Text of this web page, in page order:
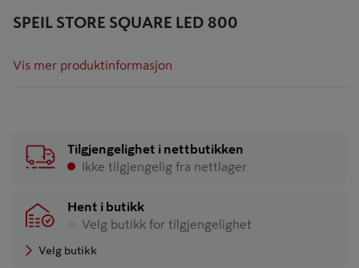
SPEIL STORE SQUARE LED 800
Vis mer produktinformasjon
Tilgjengelighet i nettbutikken
Ikke tilgjengelig fra nettlager
Hent i butikk
Velg butikk for tilgjengelighet
Velg butikk